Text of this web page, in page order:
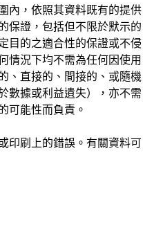
內，依照其資料既有的提供
保證，包括但不限於默示的
目的之適合性的保證或不侵
情況下均不需為任何因使用
、直接的、間接的、或隨機
數據或利益遺失），亦不需
可能性而負責。
印刷上的錯誤。有關資料可